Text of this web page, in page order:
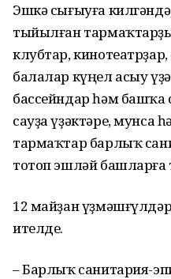
Эшкә сығыуға
тыйылған тармаҡтарҙы
клубтар,
балалар күңел асыу
бассейндар һәм башҡа
сауҙа үҙәктәре, мунса
тармаҡтар барлыҡ
тотоп эшләй башларға
12 майҙан
ителде.
– Барлыҡ санитария-